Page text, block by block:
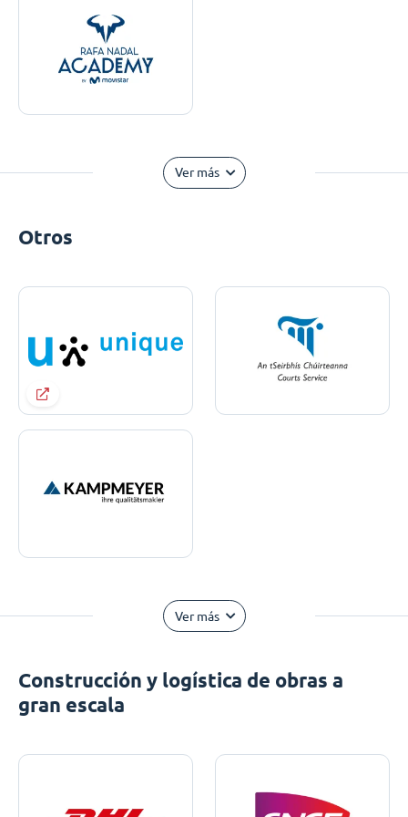
Ver más
Otros
Ver más
Construcción y logística de obras a
gran escala